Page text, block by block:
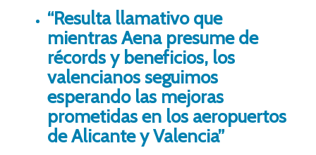
“Resulta llamativo que
mientras Aena presume de
récords y beneficios, los
valencianos seguimos
esperando las mejoras
prometidas en los aeropuertos
de Alicante y Valencia”